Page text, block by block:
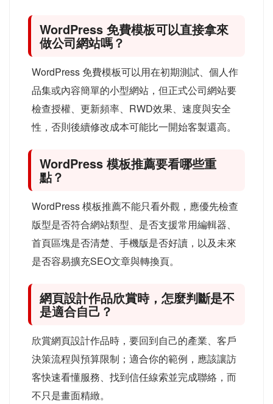
WordPress 免費模板可以直接拿來
做公司網站嗎？
WordPress 免費模板可以用在初期測試、個人作
品集或內容簡單的小型網站，但正式公司網站要
檢查授權、更新頻率、RWD效果、速度與安全
性，否則後續修改成本可能比一開始客製還高。
WordPress 模板推薦要看哪些重
點？
WordPress 模板推薦不能只看外觀，應優先檢查
版型是否符合網站類型、是否支援常用編輯器、
首頁區塊是否清楚、手機版是否好讀，以及未來
是否容易擴充SEO文章與轉換頁。
網頁設計作品欣賞時，怎麼判斷是不
是適合自己？
欣賞網頁設計作品時，要回到自己的產業、客戶
決策流程與預算限制；適合你的範例，應該讓訪
客快速看懂服務、找到信任線索並完成聯絡，而
不只是畫面精緻。